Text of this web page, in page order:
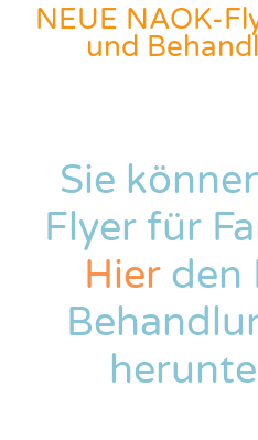
NEUE NAOK-
und
Sie
Flyer für
Hier den